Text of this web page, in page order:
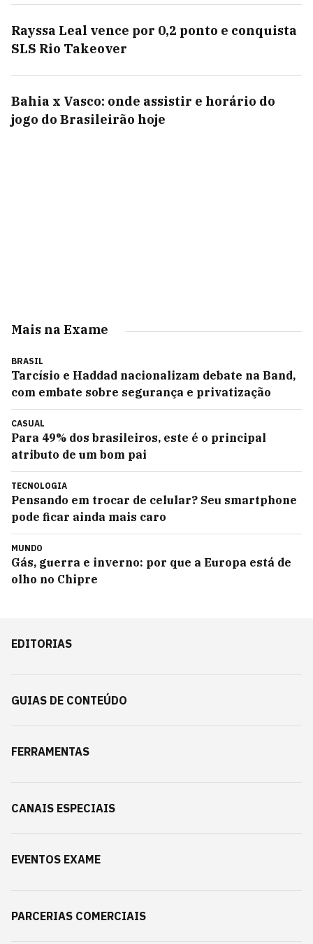
Rayssa Leal vence por 0,2 ponto e conquista
SLS Rio Takeover
Bahia x Vasco: onde assistir e horário do
jogo do Brasileirão hoje
Mais na Exame
BRASIL
Tarcísio e Haddad nacionalizam debate na Band,
com embate sobre segurança e privatização
CASUAL
Para 49% dos brasileiros, este é o principal
atributo de um bom pai
TECNOLOGIA
Pensando em trocar de celular? Seu smartphone
pode ficar ainda mais caro
MUNDO
Gás, guerra e inverno: por que a Europa está de
olho no Chipre
EDITORIAS
GUIAS DE CONTEÚDO
FERRAMENTAS
CANAIS ESPECIAIS
EVENTOS EXAME
PARCERIAS COMERCIAIS